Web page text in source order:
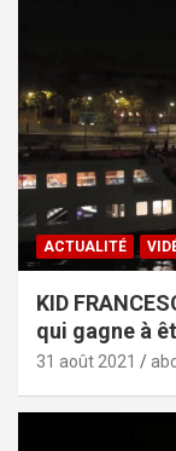
ACTUALITÉ
KID
qui gagne à
31 août 2021